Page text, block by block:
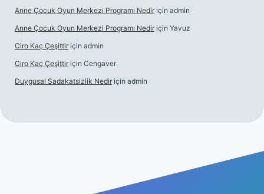
Anne Çocuk Oyun Merkezi Programı Nedir için admin
Anne Çocuk Oyun Merkezi Programı Nedir için Yavuz
Ciro Kaç Çeşittir için admin
Ciro Kaç Çeşittir için Cengaver
Duygusal Sadakatsizlik Nedir için admin